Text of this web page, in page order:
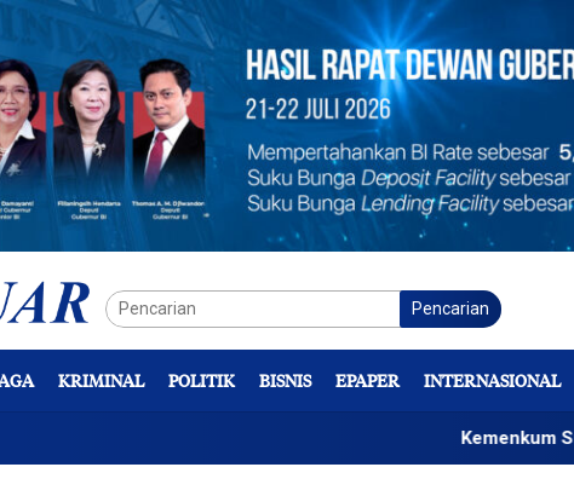
Pencarian
KRIMINAL POLITIK BISNIS EPAPER INTERNASIONAL
Kemenkum Sulteng